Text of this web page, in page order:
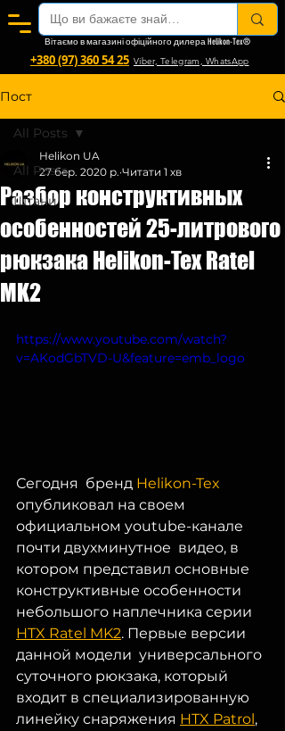
+380 (97) 360 54 25
Вітаємо в магазині офіційного дилера Helikon-Tex®
Viber, Telegram, WhatsApp
Пост
All Posts
Штани
All Posts
Разбор конструктивных
особенностей 25-литрового
рюкзака Helikon-Tex Ratel
MK2
Helikon UA
27 бер. 2020 р. Читати 1 хв
https://www.youtube.com/watch?
v=AKodGbTVD-U&feature=emb_logo
Сегодня  бренд Helikon-Tex
опубликовал на своем
официальном youtube-канале
почти двухминутное  видео, в
котором представил основные
конструктивные особенности
небольшого наплечника серии
HTX Ratel MK2. Первые версии
данной модели  универсального
суточного рюкзака, который
входит в специализированную
линейку снаряжения HTX Patrol,